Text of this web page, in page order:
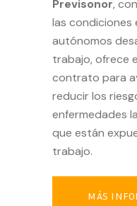
Previsonor,
las condiciones
autónomos
trabajo, ofrece
contrato para
reducir los
enfermedades
que están
trabajo.
MÁS